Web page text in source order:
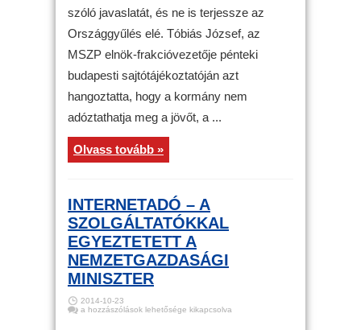
javaslatát!
bejegyzéshez
szóló javaslatát, és ne is terjessze az
Országgyűlés elé. Tóbiás József, az
MSZP elnök-frakcióvezetője pénteki
budapesti sajtótájékoztatóján azt
hangoztatta, hogy a kormány nem
adóztathatja meg a jövőt, a ...
Olvass tovább »
INTERNETADÓ – A
SZOLGÁLTATÓKKAL
EGYEZTETETT A
NEMZETGAZDASÁGI
MINISZTER
2014-10-23
Internetadó
a hozzászólások lehetősége kikapcsolva